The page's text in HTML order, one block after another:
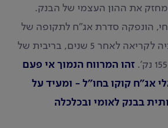
את ההון העצמי של הבנק.
הונפקה סדרת אג"ח לתקופה של
10.25 שנים עם אופציה לקריאה לאחר 5 שנים, בריבית של
זהו המרווח הנמוך אי פעם
אג"ח קוקו בחו"ל - ומעיד על
בבנק לאומי ובכלכלה